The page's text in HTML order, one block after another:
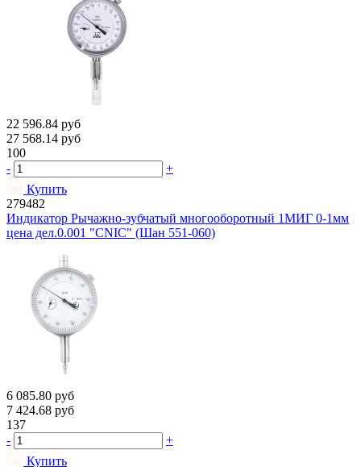
22 596.84 руб
27 568.14 руб
100
-
+
Купить
279482
Индикатор Рычажно-зубчатый многооборотный 1МИГ 0-1мм
цена дел.0.001 "CNIC" (Шан 551-060)
6 085.80 руб
7 424.68 руб
137
-
+
Купить